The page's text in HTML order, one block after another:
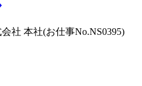
社 本社(お仕事No.NS0395)